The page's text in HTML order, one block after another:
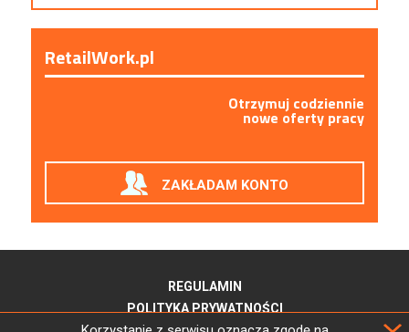
RetailWork.pl
Otrzymuj codziennie
nowe oferty pracy
ZAKŁADAM KONTO
REGULAMIN
POLITYKA PRYWATNOŚCI